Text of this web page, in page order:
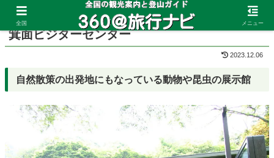
ホーム 大阪府 箕面
箕面ビジターセンター
2023.12.06
自然散策の出発地にもなっている動物や昆虫の展示館
全国 メニュー